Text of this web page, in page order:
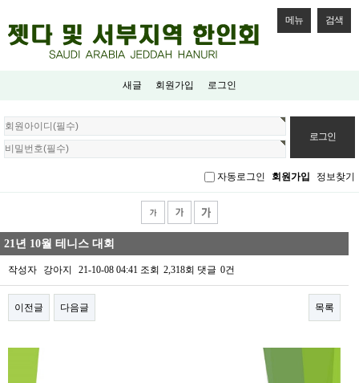
메뉴 검색
새글 회원가입 로그인
회
원
로
자동로그인 회원가입 정보찾기
21년 10월 테니스 대회
작성자 강아지 21-10-08 04:41 조회 2,318회 댓글 0건
이전글 다음글 목록
본문